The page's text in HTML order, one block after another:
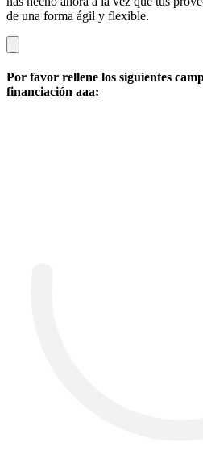
de una forma ágil y flexible.
Por favor rellene los siguientes
financiación aaa: